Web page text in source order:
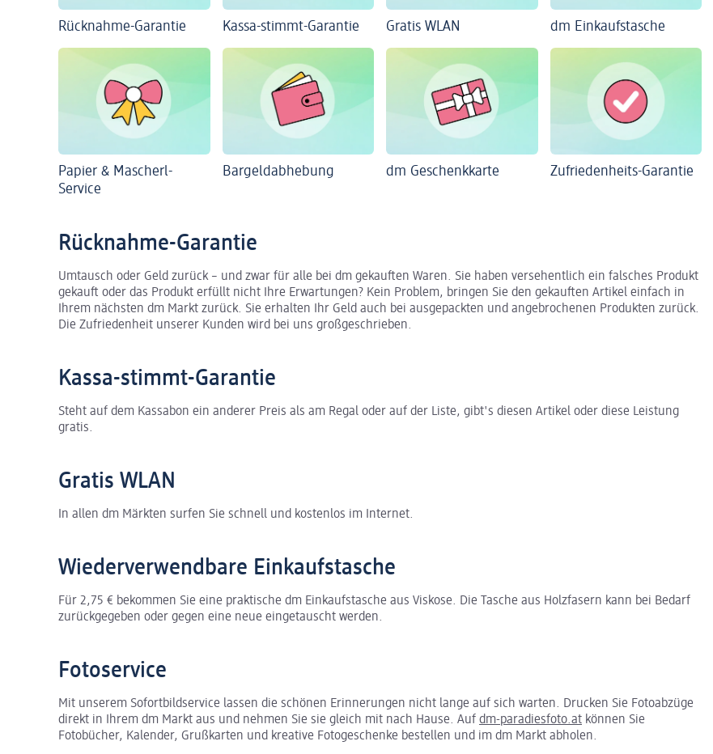
Rücknahme-Garantie Kassa-stimmt-Garantie Gratis WLAN dm Einkaufstasche
Papier & Mascherl-
Service
Bargeldabhebung dm Geschenkkarte Zufriedenheits-Garantie
Rücknahme-Garantie
Umtausch oder Geld zurück – und zwar für alle bei dm gekauften Waren. Sie haben versehentlich ein falsches Produkt
gekauft oder das Produkt erfüllt nicht Ihre Erwartungen? Kein Problem, bringen Sie den gekauften Artikel einfach in
Ihrem nächsten dm Markt zurück. Sie erhalten Ihr Geld auch bei ausgepackten und angebrochenen Produkten zurück.
Die Zufriedenheit unserer Kunden wird bei uns großgeschrieben.
Kassa-stimmt-Garantie
Steht auf dem Kassabon ein anderer Preis als am Regal oder auf der Liste, gibt's diesen Artikel oder diese Leistung
gratis.
Gratis WLAN
In allen dm Märkten surfen Sie schnell und kostenlos im Internet.
Wiederverwendbare Einkaufstasche
Für 2,75 € bekommen Sie eine praktische dm Einkaufstasche aus Viskose. Die Tasche aus Holzfasern kann bei Bedarf
zurückgegeben oder gegen eine neue eingetauscht werden.
Fotoservice
Mit unserem Sofortbildservice lassen die schönen Erinnerungen nicht lange auf sich warten. Drucken Sie Fotoabzüge
direkt in Ihrem dm Markt aus und nehmen Sie sie gleich mit nach Hause. Auf dm-paradiesfoto.at können Sie
Fotobücher, Kalender, Grußkarten und kreative Fotogeschenke bestellen und im dm Markt abholen.